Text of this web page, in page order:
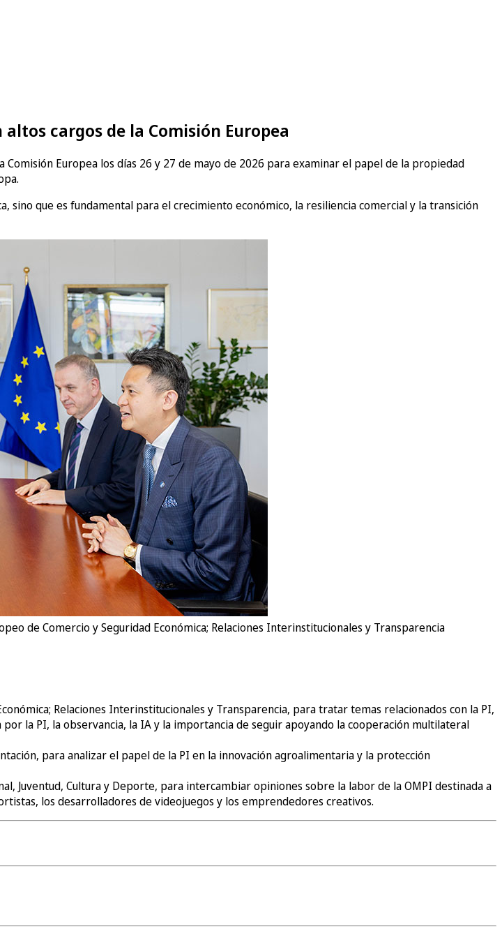
cargos de la Comisión Europea
Europea los días 26 y 27 de mayo de 2026 para examinar el papel de la propiedad
sino que es fundamental para el crecimiento económico, la resiliencia comercial y la transición
de Comercio y Seguridad Económica; Relaciones Interinstitucionales y Transparencia
Relaciones Interinstitucionales y Transparencia, para tratar temas relacionados con la PI,
la PI, la observancia, la IA y la importancia de seguir apoyando la cooperación multilateral
para analizar el papel de la PI en la innovación agroalimentaria y la protección
Juventud, Cultura y Deporte, para intercambiar opiniones sobre la labor de la OMPI destinada a
los desarrolladores de videojuegos y los emprendedores creativos.